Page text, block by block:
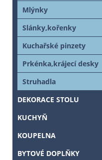
Mlýnky
Slánky,kořenky
Kuchařské pinzety
Prkénka,krájecí desky
Struhadla
DEKORACE STOLU
KUCHYŇ
KOUPELNA
BYTOVÉ DOPLŇKY